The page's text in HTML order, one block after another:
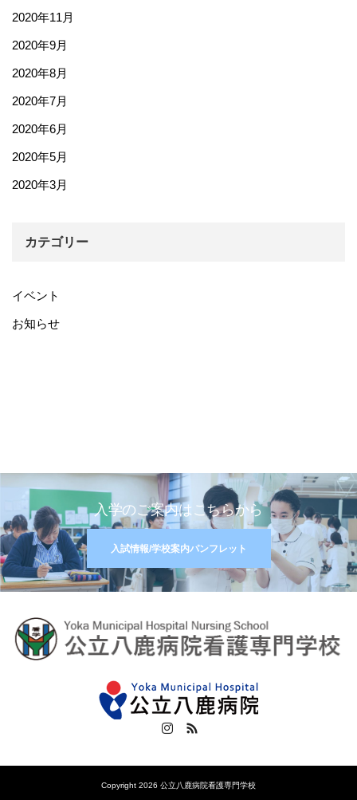
2020年11月
2020年9月
2020年8月
2020年7月
2020年6月
2020年5月
2020年3月
カテゴリー
イベント
お知らせ
入学のご案内はこちらから
入試情報/学校案内パンフレット
Instagram
Copyright 2026 公立八鹿病院看護専門学校